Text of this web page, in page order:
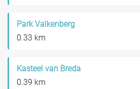
Park Valkenberg
0.33 km
Kasteel van Breda
0.39 km